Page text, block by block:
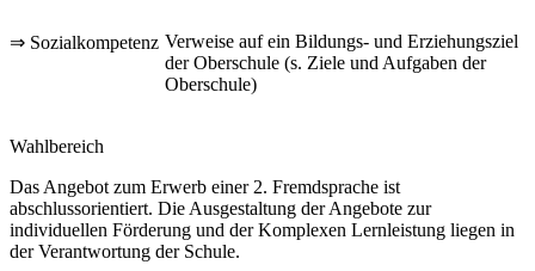
⇒ Sozialkompetenz Verweise auf ein Bildungs- und Erziehungsziel
der Oberschule (s. Ziele und Aufgaben der
Oberschule)
Wahlbereich
Das Angebot zum Erwerb einer 2. Fremdsprache ist
abschlussorientiert. Die Ausgestaltung der Angebote zur
individuellen Förderung und der Komplexen Lernleistung liegen in
der Verantwortung der Schule.